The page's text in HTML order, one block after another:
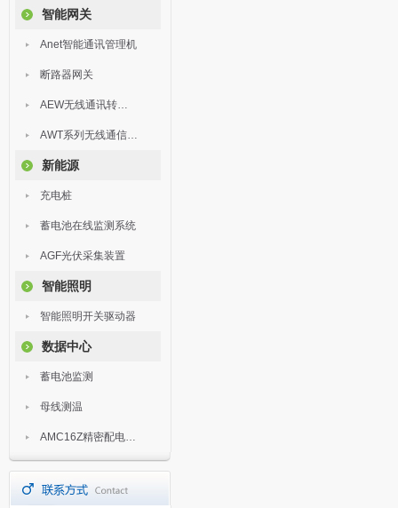
智能网关
Anet智能通讯管理机
断路器网关
AEW无线通讯转换器
AWT系列无线通信终端
新能源
充电桩
蓄电池在线监测系统
AGF光伏采集装置
智能照明
智能照明开关驱动器
数据中心
蓄电池监测
母线测温
AMC16Z精密配电监控装置